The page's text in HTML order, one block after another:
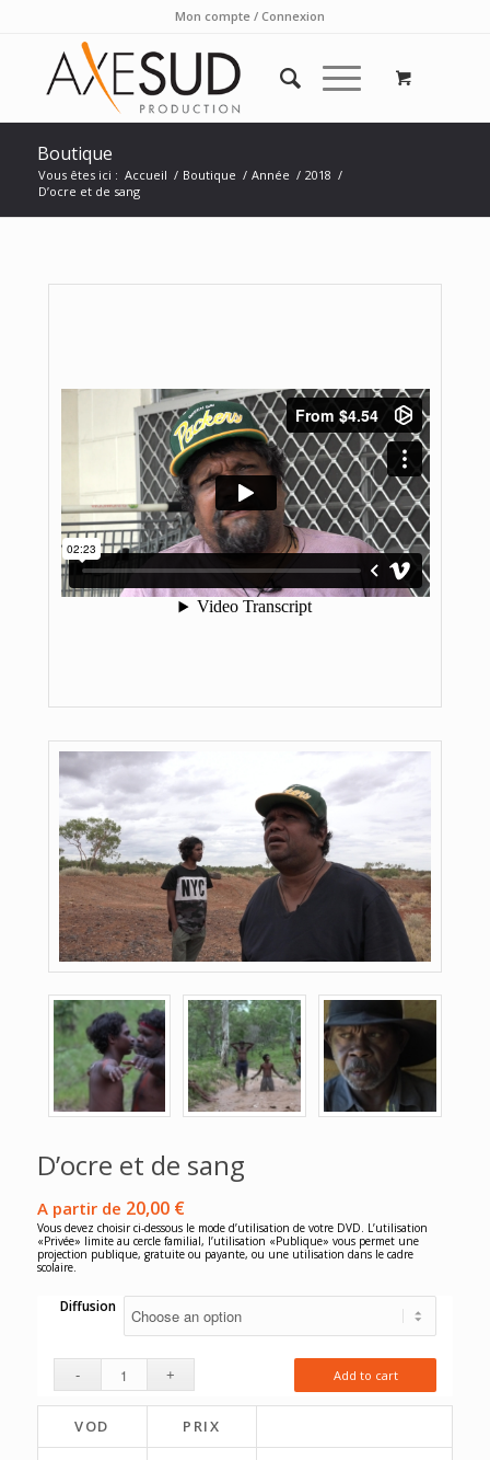
Mon compte / Connexion
Boutique
Vous êtes ici : Accueil / Boutique / Année / 2018 /
D’ocre et de sang
D’ocre et de sang
A partir de 20,00 €
Vous devez choisir ci-dessous le mode d’utilisation de votre DVD. L’utilisation
«Privée» limite au cercle familial, l’utilisation «Publique» vous permet une
projection publique, gratuite ou payante, ou une utilisation dans le cadre
scolaire.
Diffusion
Add to cart
VOD PRIX